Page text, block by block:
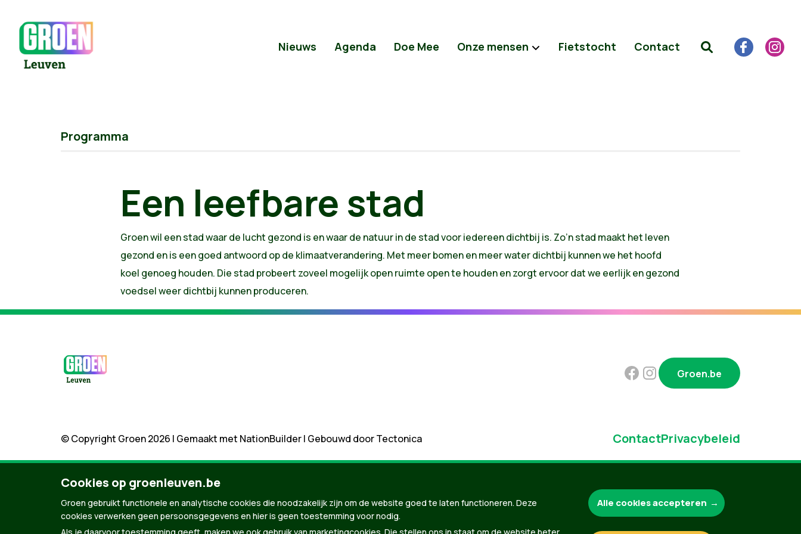
Nieuws Agenda Doe Mee Onze mensen Fietstocht Contact
Programma
Een leefbare stad
Groen wil een stad waar de lucht gezond is en waar de natuur in de stad voor iedereen dichtbij is. Zo’n stad maakt het leven
gezond en is een goed antwoord op de klimaatverandering. Met meer bomen en meer water dichtbij kunnen we het hoofd
koel genoeg houden. Die stad probeert zoveel mogelijk open ruimte open te houden en zorgt ervoor dat we eerlijk en gezond
voedsel weer dichtbij kunnen produceren.
Groen.be
© Copyright Groen 2026 | Gemaakt met NationBuilder| Gebouwd doorTectonica ContactPrivacybeleid
Cookies op groenleuven.be
Groen gebruikt functionele en analytische cookies die noodzakelijk zijn om de website goed te laten functioneren. Deze
cookies verwerken geen persoonsgegevens en hier is geen toestemming voor nodig.
Alle cookies accepteren